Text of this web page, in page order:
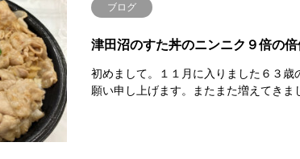
ブログ
津田沼のすた丼のニンニク９倍の
初めまして。１１月に入りました６３
願い申し上げます。またまた増えてきま